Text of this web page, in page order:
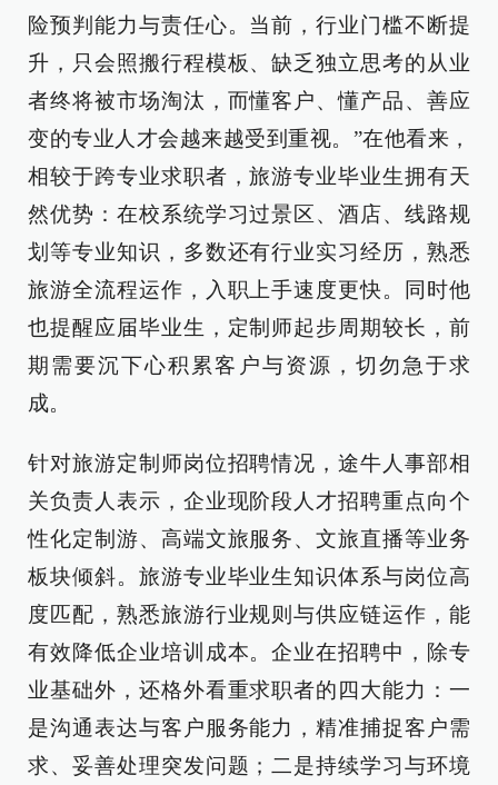
险预判能力与责任心。当前，行业门槛不断提
升，只会照搬行程模板、缺乏独立思考的从业
者终将被市场淘汰，而懂客户、懂产品、善应
变的专业人才会越来越受到重视。”在他看来，
相较于跨专业求职者，旅游专业毕业生拥有天
然优势：在校系统学习过景区、酒店、线路规
划等专业知识，多数还有行业实习经历，熟悉
旅游全流程运作，入职上手速度更快。同时他
也提醒应届毕业生，定制师起步周期较长，前
期需要沉下心积累客户与资源，切勿急于求
成。
针对旅游定制师岗位招聘情况，途牛人事部相
关负责人表示，企业现阶段人才招聘重点向个
性化定制游、高端文旅服务、文旅直播等业务
板块倾斜。旅游专业毕业生知识体系与岗位高
度匹配，熟悉旅游行业规则与供应链运作，能
有效降低企业培训成本。企业在招聘中，除专
业基础外，还格外看重求职者的四大能力：一
是沟通表达与客户服务能力，精准捕捉客户需
求、妥善处理突发问题；二是持续学习与环境